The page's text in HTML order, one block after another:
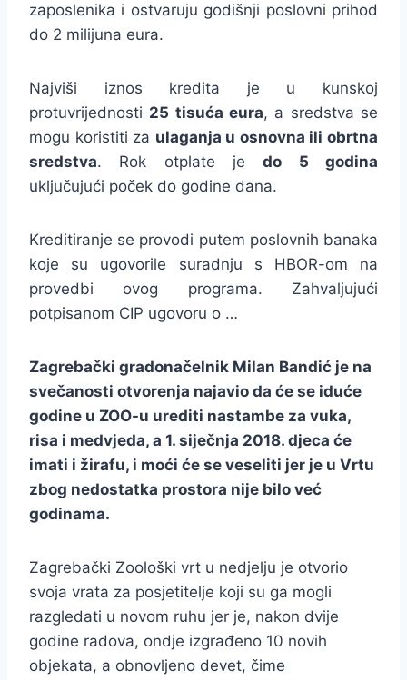
zaposlenika i ostvaruju godišnji poslovni prihod
do 2 milijuna eura.
Najviši iznos kredita je u kunskoj
protuvrijednosti 25 tisuća eura, a sredstva se
mogu koristiti za ulaganja u osnovna ili obrtna
sredstva. Rok otplate jedo 5 godina
uključujući poček do godine dana.
Kreditiranje se provodi putem poslovnih banaka
koje su ugovorile suradnju s HBOR-om na
provedbi ovog programa. Zahvaljujući
potpisanom CIP ugovoru o …
Zagrebački gradonačelnik Milan Bandić je na
svečanosti otvorenja najavio da će se iduće
godine u ZOO-u urediti nastambe za vuka,
risa i medvjeda, a 1. siječnja 2018. djeca će
imati i žirafu, i moći će se veseliti jer je u Vrtu
zbog nedostatka prostora nije bilo već
godinama.
Zagrebački Zoološki vrt u nedjelju je otvorio
svoja vrata za posjetitelje koji su ga mogli
razgledati u novom ruhu jer je, nakon dvije
godine radova, ondje izgrađeno 10 novih
objekata, a obnovljeno devet, čime